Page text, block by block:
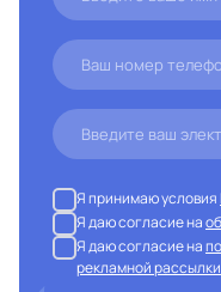
Я принимаю условия
Я даю согласие на
Я даю согласие на
рекламной рассылки